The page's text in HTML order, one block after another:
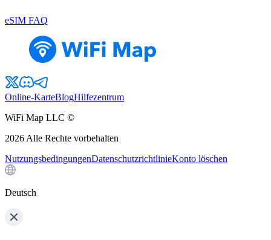
eSIM FAQ
Online-KarteBlogHilfezentrum
WiFi Map LLC ©
2026 Alle Rechte vorbehalten
NutzungsbedingungenDatenschutzrichtlinieKonto löschen
Deutsch